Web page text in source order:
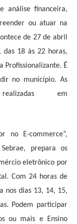
análise financeira,
ou atuar na
de 27 de abril
18 às 22 horas,
Profissionalizante. É
no município. As
em
no E-commerce”,
, prepara os
eletrônico por
Com24 horas de
nos dias 13, 14, 15,
Podem participar
ou mais e Ensino